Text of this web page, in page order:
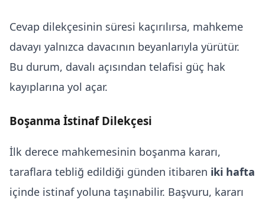
Cevap dilekçesinin süresi kaçırılırsa, mahkeme
davayı yalnızca davacının beyanlarıyla yürütür.
Bu durum, davalı açısından telafisi güç hak
kayıplarına yol açar.
Boşanma İstinaf Dilekçesi
İlk derece mahkemesinin boşanma kararı,
taraflara tebliğ edildiği günden itibaren iki hafta
içinde istinaf yoluna taşınabilir. Başvuru, kararı